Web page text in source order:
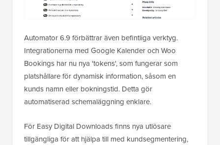
Automator 6.9 förbättrar även befintliga verktyg.
Integrationerna med Google Kalender och Woo
Bookings har nu nya 'tokens', som fungerar som
platshållare för dynamisk information, såsom en
kunds namn eller bokningstid. Detta gör
automatiserad schemaläggning enklare.
För Easy Digital Downloads finns nya utlösare
tillgängliga för att hjälpa till med kundsegmentering,